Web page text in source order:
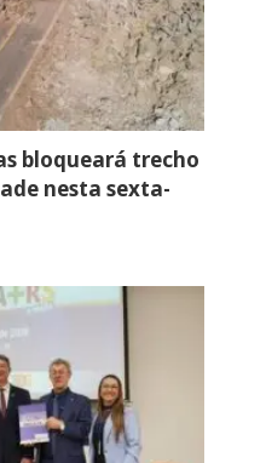
bloqueará trecho
nesta sexta-